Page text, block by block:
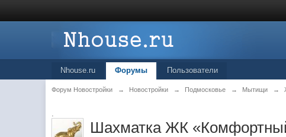
Nhouse.ru Форумы Пользователи
Форум Новостройки → Новостройки → Подмосковье → Мытищи →
.
Шахматка ЖК